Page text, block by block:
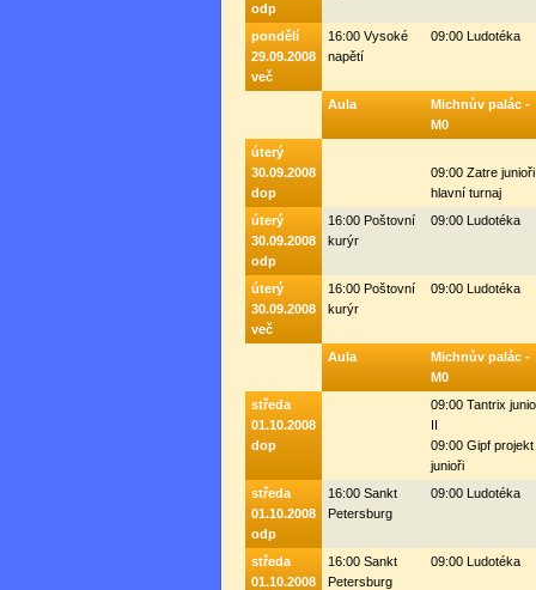
odp
pondělí
29.09.2008
več
16:00 Vysoké
napětí
09:00 Ludotéka
Aula
Michnův palác -
M0
úterý
30.09.2008
dop
09:00 Zatre junioři
hlavní turnaj
úterý
30.09.2008
odp
16:00 Poštovní
kurýr
09:00 Ludotéka
úterý
30.09.2008
več
16:00 Poštovní
kurýr
09:00 Ludotéka
Aula
Michnův palác -
M0
středa
01.10.2008
dop
09:00 Tantrix
II
09:00 Gipf projekt
junioři
středa
01.10.2008
odp
16:00 Sankt
Petersburg
09:00 Ludotéka
středa
01.10.2008
16:00 Sankt
Petersburg
09:00 Ludotéka